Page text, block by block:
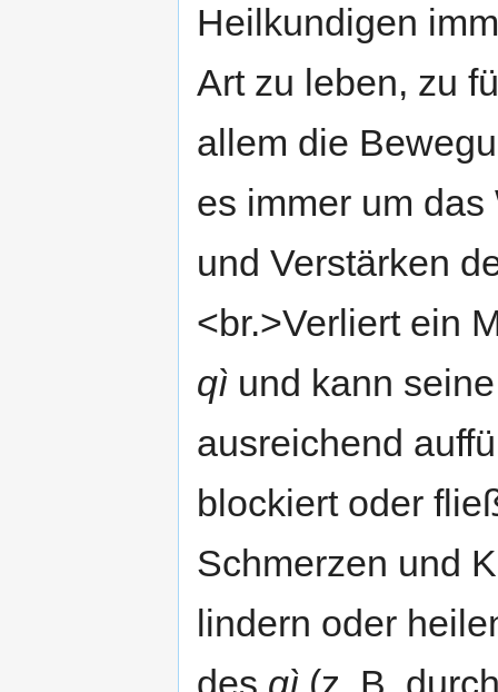
Heilkundigen
Art zu leben, zu
allem die
es immer um
und Verstärken
<br.>Verliert ein
qì und kann
ausreichend
blockiert oder
Schmerzen und
lindern oder
des qì (z. B.